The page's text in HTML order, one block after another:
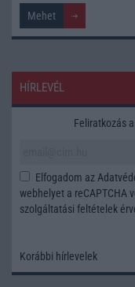
HÍRLEVÉL
Feliratkozás
Elfogadom az
webhelyet a reCAPTCHA
szolgáltatási feltételek
Korábbi hírlevelek